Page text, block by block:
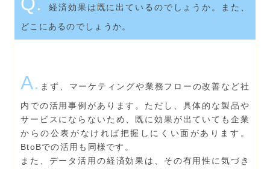
経済効果は既に出ているのでしょうか。また、
どこにあるのでしょうか。
A. まず、マーケティングや業務フローの改善など社
内での活用事例があります。ただし、具体的な製品や
サービスにならないため、既に効果が出ていても企業
からの公表がなければ把握しにくい面があります。
BtoBでの活用も同様です。
また、データ活用の経済効果は、その有用性に気づき